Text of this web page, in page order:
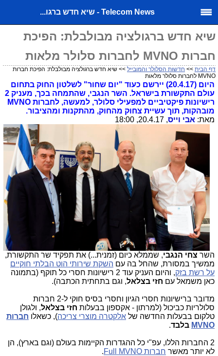
Telecom News - שיא חדש ברגו...
שיא חדש ברגולציה מבולבלת: הפיכת
חברות MVNO לחברות סלולר מלאות
דף הבית >> חדשות הסלולר והמובייל >> שיא חדש ברגולציה מבולבלת: הפיכת חברות
MVNO לחברות סלולר מלאות
היום (20.4.17) יירשם כעוד "יום שחור" לשלטון החוק בתחום
עולם התקשורת בישראל. השר הנגבי, שהתמחה בכך, מעניק 2
רישיונות פיקטיביים למפעילי סלולר, למעשה, לחברות MVNO
מובהקות, תוך עשיית צחוק מהחוק, מהתקנות ומהציבור.
מאת: אבי וייס, 20.4.17, 18:00
השר צחי הנגבי, שממלא כיום (זמנית...) את תפקיד שר התקשורת,
ממשיך במסורת, שהחל בה עם השקת שירותי הוט הבלתי חוקיים
על רשת בזק
, והיום העניק עוד 2 רישיונות חסרי כל תוקף (בתמונה
כאן משמאל עם חזי בצלאל, וגם בתחתית הכתבה).
מדובר ברישיונות חסרי הגיון וחסרי בסיס חוקי ל-2 חברות
סלולריות כביכול (למרתון - אקספון בבעלות חזי בצלאל, ולגולן
טלקום בבעלות החדשה של אלקטרה מוצרי צריכה), כשאלו חברות
MVNO בלבד.
2 החברות הללו, עפ"י כל ההגדרות הקיימות בעולם (וגם בארץ), הן
לא יותר מאשר חברות Full MVNO .